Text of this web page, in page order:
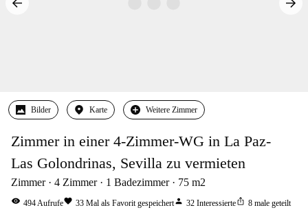
Bilder Karte Weitere Zimmer
Zimmer in einer 4-Zimmer-WG in La Paz-
Las Golondrinas, Sevilla zu vermieten
Zimmer 4 Zimmer 1 Badezimmer 75 m2
visibility 494Aufrufefavorite 33 Mal als Favorit gespeichertperson 32 Interessierteios_share 8 male geteilt